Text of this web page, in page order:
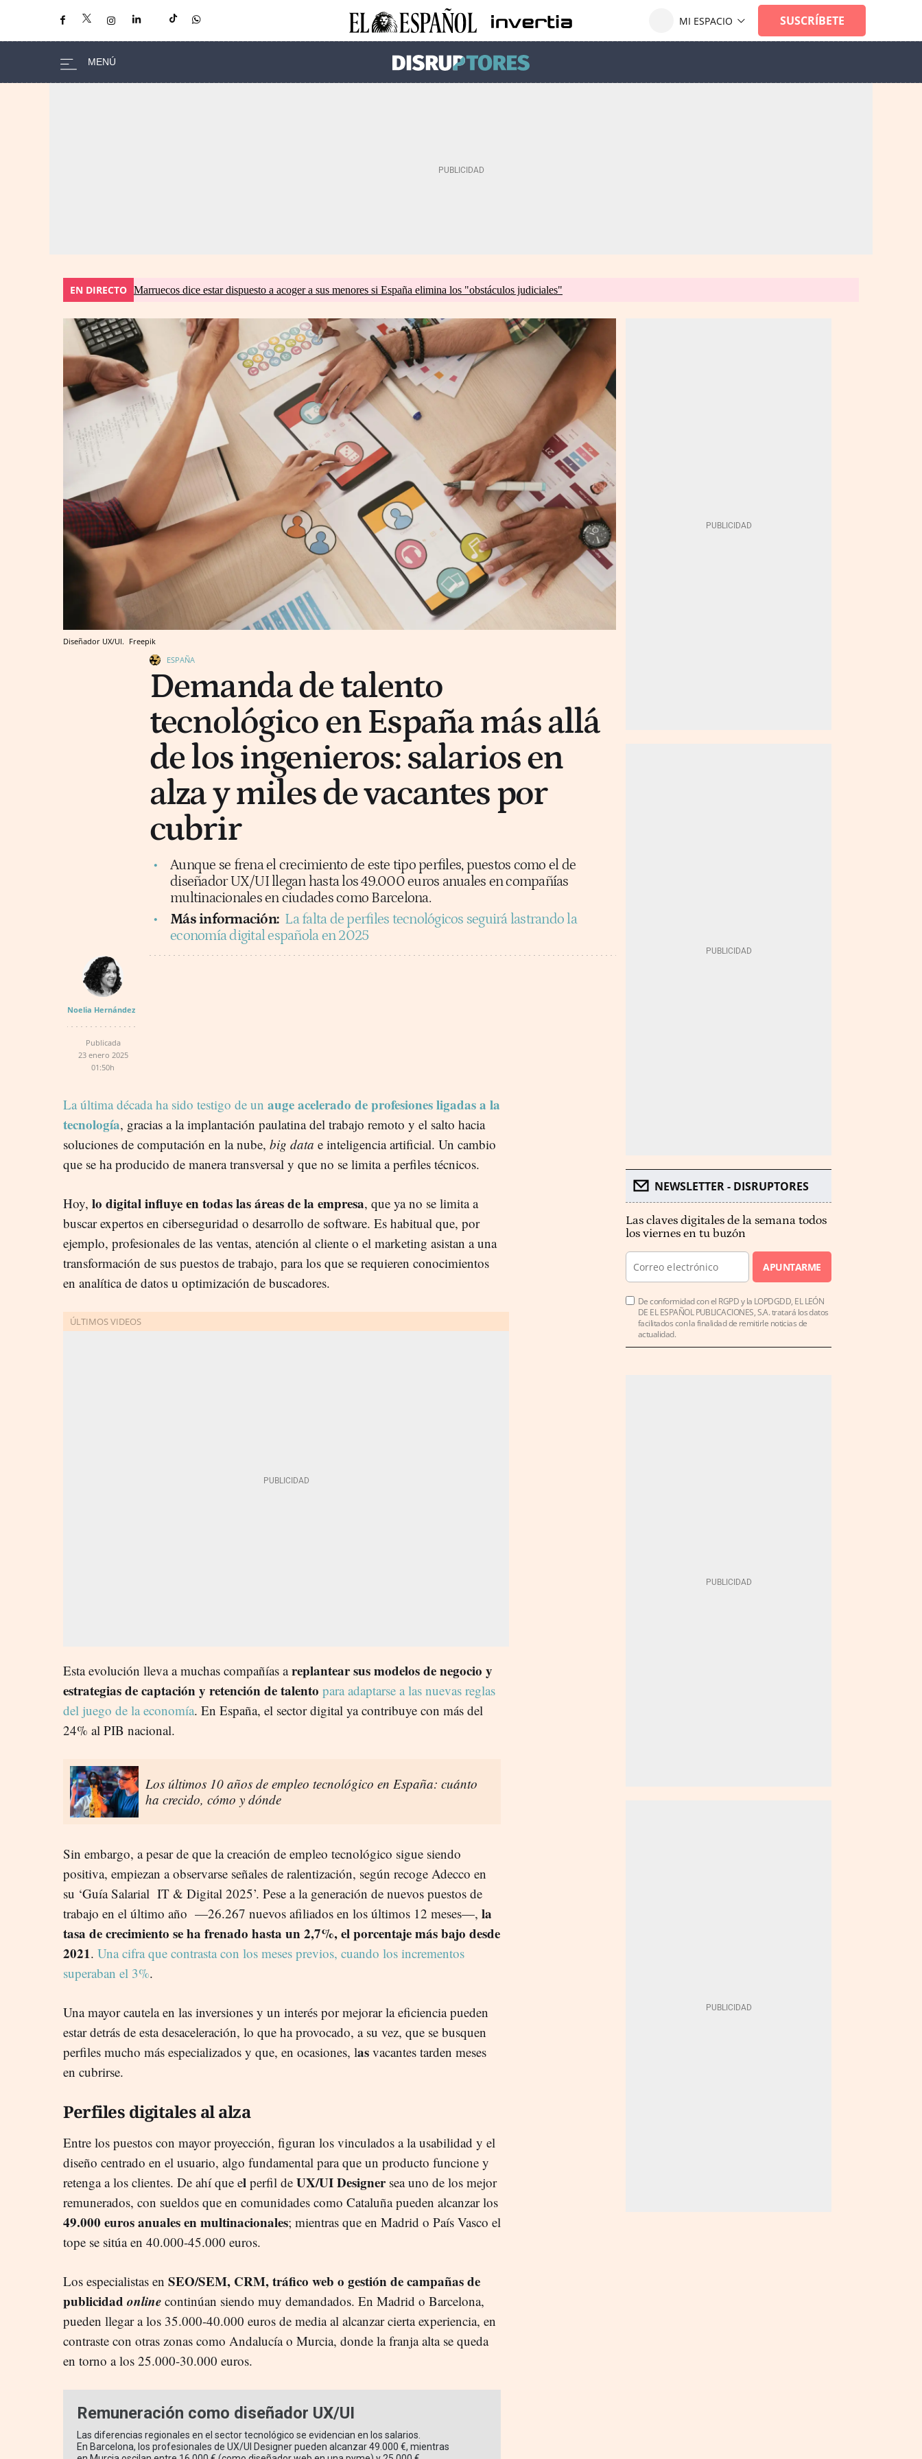
EN DIRECTO Marruecos dice estar dispuesto a acoger a sus menores si España elimina los "obstáculos judiciales"
Diseñador UX/UI. Freepik
ESPAÑA
Demanda de talento
tecnológico en España más allá
de los ingenieros: salarios en
alza y miles de vacantes por
cubrir
Aunque se frena el crecimiento de este tipo perfiles, puestos como el de
diseñador UX/UI llegan hasta los 49.000 euros anuales en compañías
multinacionales en ciudades como Barcelona.
Más información: La falta de perfiles tecnológicos seguirá lastrando la
economía digital española en 2025
Noelia Hernández
Publicada
23 enero 2025
01:50h
La última década ha sido testigo de un auge acelerado de profesiones ligadas a la
tecnología, gracias a la implantación paulatina del trabajo remoto y el salto hacia
soluciones de computación en la nube, big data e inteligencia artificial. Un cambio
que se ha producido de manera transversal y que no se limita a perfiles técnicos.
Hoy, lo digital influye en todas las áreas de la empresa, que ya no se limita a
buscar expertos en ciberseguridad o desarrollo de software. Es habitual que, por
ejemplo, profesionales de las ventas, atención al cliente o el marketing asistan a una
transformación de sus puestos de trabajo, para los que se requieren conocimientos
en analítica de datos u optimización de buscadores.
Esta evolución lleva a muchas compañías areplantear sus modelos de negocio y
estrategias de captación y retención de talento para adaptarse a las nuevas reglas
del juego de la economía. En España, el sector digital ya contribuye con más del
24% al PIB nacional.
Los últimos 10 años de empleo tecnológico en España: cuánto
ha crecido, cómo y dónde
Sin embargo, a pesar de que la creación de empleo tecnológico sigue siendo
positiva, empiezan a observarse señales de ralentización, según recoge Adecco en
su ‘Guía Salarial IT & Digital 2025’. Pese a la generación de nuevos puestos de
trabajo en el último año —26.267 nuevos afiliados en los últimos 12 meses—, la
tasa de crecimiento se ha frenado hasta un 2,7%, el porcentaje más bajo desde
2021. Una cifra que contrasta con los meses previos, cuando los incrementos
superaban el 3%.
Una mayor cautela en las inversiones y un interés por mejorar la eficiencia pueden
estar detrás de esta desaceleración, lo que ha provocado, a su vez, que se busquen
perfiles mucho más especializados y que, en ocasiones, las vacantes tarden meses
en cubrirse.
Perfiles digitales al alza
Entre los puestos con mayor proyección, figuran los vinculados a la usabilidad y el
diseño centrado en el usuario, algo fundamental para que un producto funcione y
retenga a los clientes. De ahí que el perfil de UX/UI Designersea uno de los mejor
remunerados, con sueldos que en comunidades como Cataluña pueden alcanzar los
49.000 euros anuales en multinacionales; mientras que en Madrid o País Vasco el
tope se sitúa en 40.000-45.000 euros.
Los especialistas en SEO/SEM, CRM, tráfico web o gestión de campañas de
publicidad online continúan siendo muy demandados. En Madrid o Barcelona,
pueden llegar a los 35.000-40.000 euros de media al alcanzar cierta experiencia, en
contraste con otras zonas como Andalucía o Murcia, donde la franja alta se queda
en torno a los 25.000-30.000 euros.
NEWSLETTER - DISRUPTORES
Las claves digitales de la semana todos
los viernes en tu buzón
APUNTARME
De conformidad con el RGPD y la LOPDGDD, EL LEÓN
DE EL ESPAÑOL PUBLICACIONES, S.A. tratará los datos
facilitados con la finalidad de remitirle noticias de
actualidad.